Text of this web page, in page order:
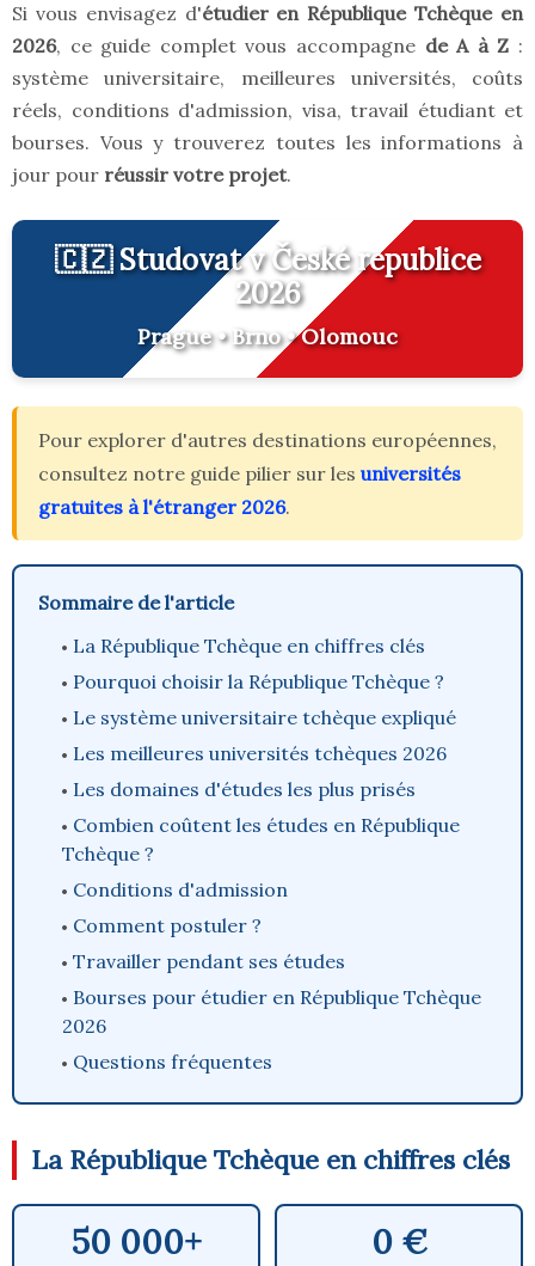
Si vous envisagez d'étudier en République Tchèque en
2026, ce guide complet vous accompagne de A à Z :
système universitaire, meilleures universités, coûts
réels, conditions d'admission, visa, travail étudiant et
bourses. Vous y trouverez toutes les informations à
jour pour réussir votre projet.
🇨🇿 Studovat v České republice
2026
Prague • Brno • Olomouc
Pour explorer d'autres destinations européennes,
consultez notre guide pilier sur les universités
gratuites à l'étranger 2026.
Sommaire de l'article
La République Tchèque en chiffres clés
Pourquoi choisir la République Tchèque ?
Le système universitaire tchèque expliqué
Les meilleures universités tchèques 2026
Les domaines d'études les plus prisés
Combien coûtent les études en République
Tchèque ?
Conditions d'admission
Comment postuler ?
Travailler pendant ses études
Bourses pour étudier en République Tchèque
2026
Questions fréquentes
La République Tchèque en chiffres clés
50 000+ 0 €